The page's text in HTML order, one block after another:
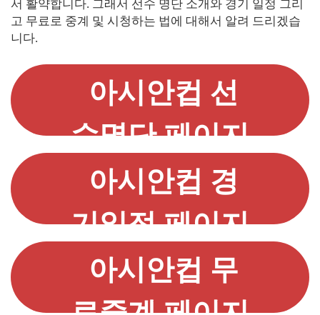
서 활약합니다. 그래서 선수 명단 소개와 경기 일정 그리
고 무료로 중계 및 시청하는 법에 대해서 알려 드리겠습
니다.
아시안컵 선
수명단 페이지
가기
아시안컵 경
기일정 페이지
가기
아시안컵 무